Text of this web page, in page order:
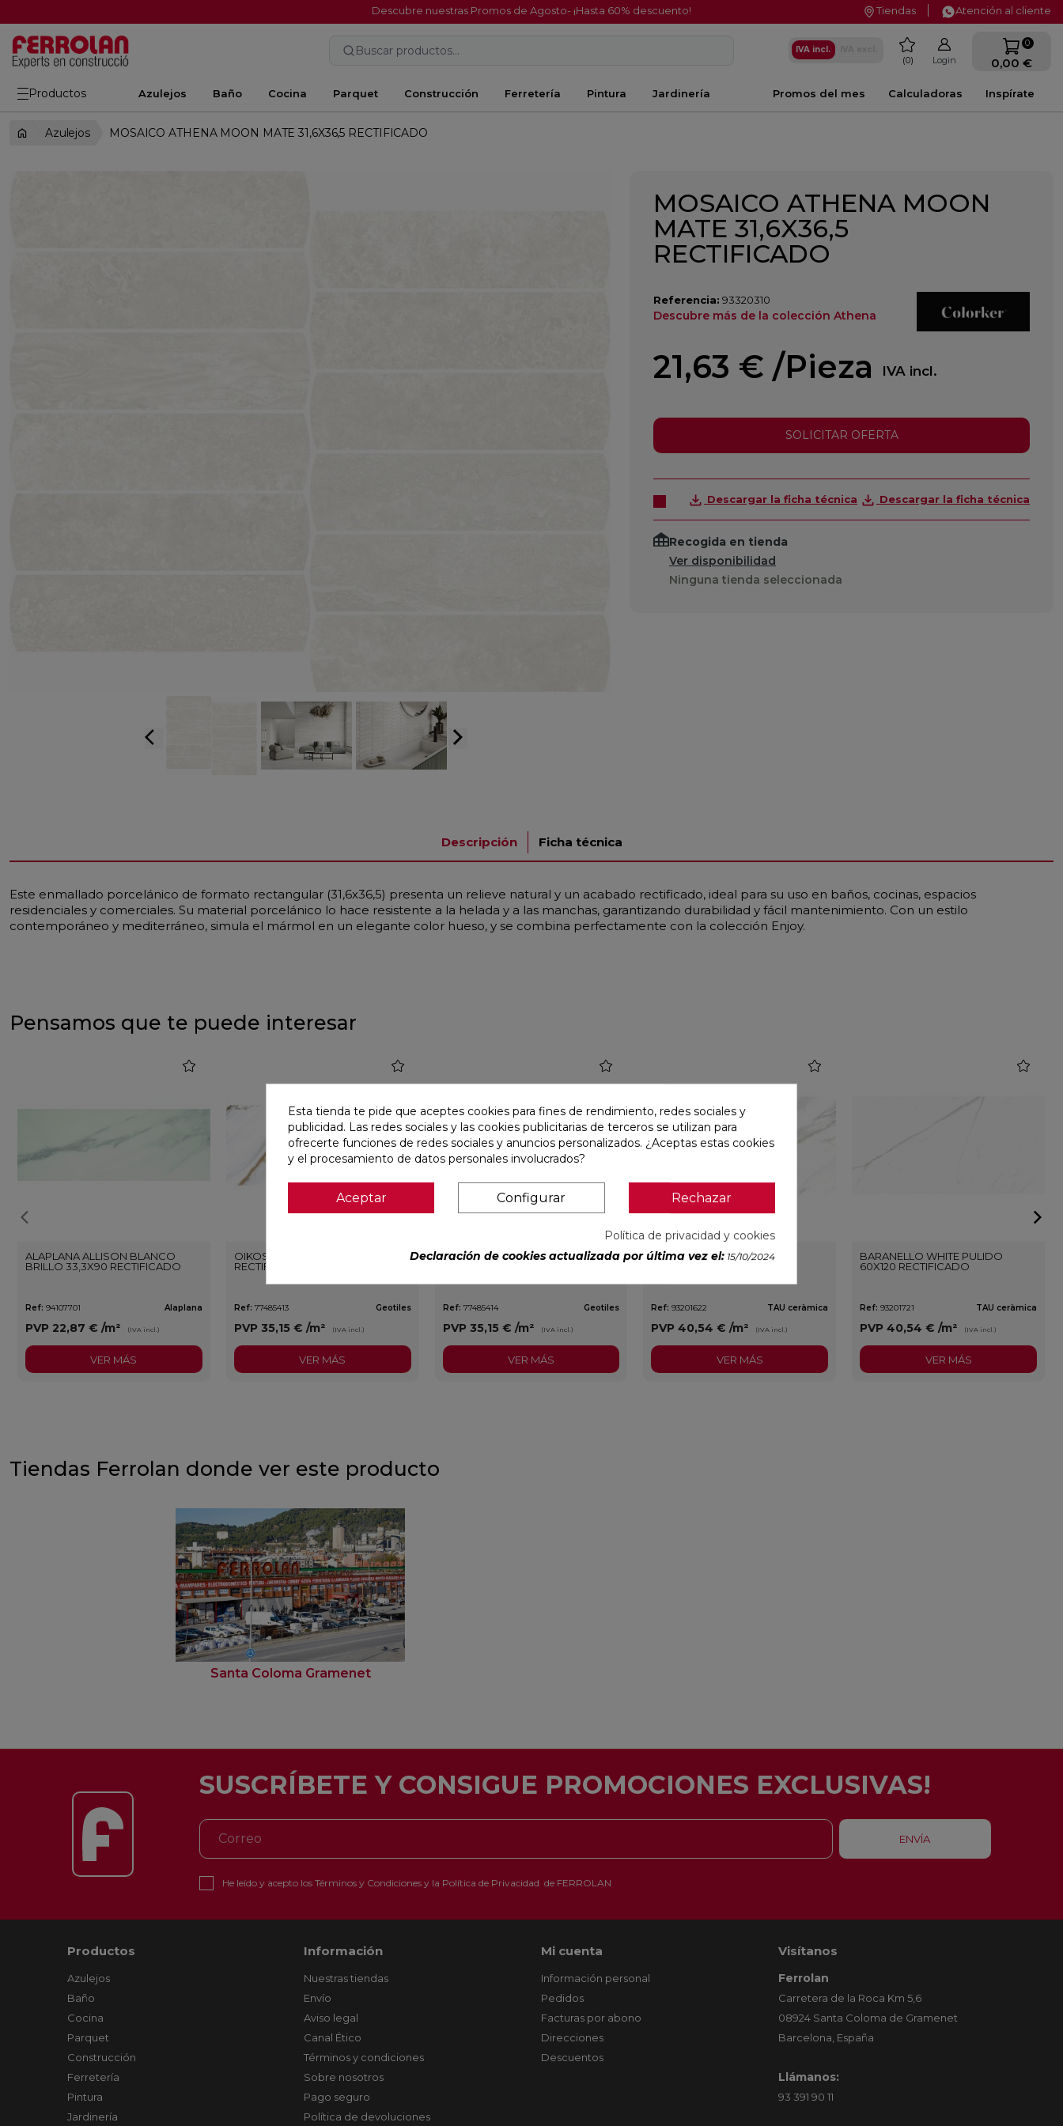
Descubre nuestras Promos de Agosto- ¡Hasta 60% descuento! Tiendas Atención al cliente
Buscar productos... IVA incl. favorite
0 Login
0
0,00 €
Productos Azulejos Baño Cocina Parquet Construcción Ferretería Pintura Jardinería Inspírate
Calculadoras
Promos del mes
Azulejos MOSAICO ATHENA MOON MATE 31,6X36,5 RECTIFICADO
arrow_back_ios arrow_forward_ios
MOSAICO ATHENA MOON
MATE 31,6X36,5
RECTIFICADO
Referencia: 93320310
Descubre más de la colección Athena
21,63 € /Pieza IVA incl.
SOLICITAR OFERTA
Descargar la ficha técnica Descargar la ficha técnica
Recogida en tienda
Ver disponibilidad
Ninguna tienda seleccionada
Descripción Ficha técnica
Este enmallado porcelánico de formato rectangular (31,6x36,5) presenta un relieve natural y un acabado rectificado, ideal para su uso en baños, cocinas, espacios
residenciales y comerciales. Su material porcelánico lo hace resistente a la helada y a las manchas, garantizando durabilidad y fácil mantenimiento. Con un estilo
contemporáneo y mediterráneo, simula el mármol en un elegante color hueso, y se combina perfectamente con la colección Enjoy.
Pensamos que te puede interesar
ALAPLANA ALLISON BLANCO
BRILLO 33,3X90 RECTIFICADO
Ref: 94107701 Alaplana
PVP 22,87 € /m² (IVA incl.)
favorite
VER MÁS
OIKOS GOLD PULIDO 30X60
RECTIFICADO
Ref: 77485413 Geotiles
PVP 35,15 € /m² (IVA incl.)
favorite
VER MÁS
OIKOS BLUE PULIDO 30X60
Ref: 77485414 Geotiles
PVP 35,15 € /m² (IVA incl.)
VER MÁS
EMPORIO BLANCO PULIDO
Ref: 93201622 TAU ceràmica
PVP 40,54 €/m² (IVA incl.)
VER MÁS
BARANELLO WHITE PULIDO
60X120 RECTIFICADO
Ref: 93201721 TAU ceràmica
PVP 40,54 €/m² (IVA incl.)
favorite
VER MÁS
Tiendas Ferrolan donde ver este producto
Santa Coloma Gramenet
SUSCRÍBETE Y CONSIGUE PROMOCIONES EXCLUSIVAS!
He leído y acepto los Términos y Condicionesy la Política de Privacidad de FERROLAN
Productos
Azulejos
Baño
Cocina
Parquet
Construcción
Ferretería
Pintura
Jardinería
Información
Nuestras tiendas
Envío
Aviso legal
Canal Ético
Términos y condiciones
Sobre nosotros
Pago seguro
Política de devoluciones
Mi cuenta
Información personal
Pedidos
Facturas por abono
Direcciones
Descuentos
Visítanos
Ferrolan
Carretera de la Roca Km 5,6
08924 Santa Coloma de Gramenet
Barcelona, España
Llámanos:
93 391 90 11
Esta tienda te pide que aceptes cookies para fines de rendimiento, redes sociales y
publicidad. Las redes sociales y las cookies publicitarias de terceros se utilizan para
ofrecerte funciones de redes sociales y anuncios personalizados. ¿Aceptas estas cookies
y el procesamiento de datos personales involucrados?
Aceptar Configurar Rechazar
Política de privacidad y cookies
Declaración de cookies actualizada por última vez el: 15/10/2024